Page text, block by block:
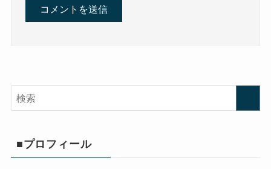
■プロフィール